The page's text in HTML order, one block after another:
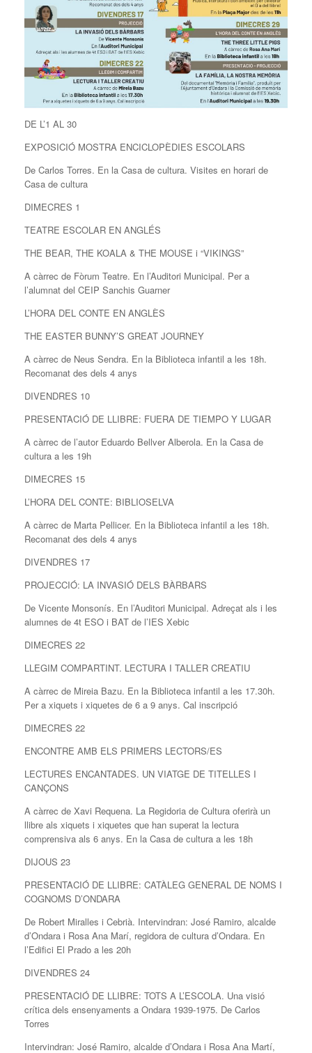
DE L’1 AL 30
EXPOSICIÓ MOSTRA ENCICLOPÈDIES ESCOLARS
De Carlos Torres. En la Casa de cultura. Visites en horari de
Casa de cultura
DIMECRES 1
TEATRE ESCOLAR EN ANGLÉS
THE BEAR, THE KOALA & THE MOUSE i “VIKINGS”
A càrrec de Fòrum Teatre. En l’Auditori Municipal. Per a
l’alumnat del CEIP Sanchis Guarner
L’HORA DEL CONTE EN ANGLÈS
THE EASTER BUNNY’S GREAT JOURNEY
A càrrec de Neus Sendra. En la Biblioteca infantil a les 18h.
Recomanat des dels 4 anys
DIVENDRES 10
PRESENTACIÓ DE LLIBRE: FUERA DE TIEMPO Y LUGAR
A càrrec de l’autor Eduardo Bellver Alberola. En la Casa de
cultura a les 19h
DIMECRES 15
L’HORA DEL CONTE: BIBLIOSELVA
A càrrec de Marta Pellicer. En la Biblioteca infantil a les 18h.
Recomanat des dels 4 anys
DIVENDRES 17
PROJECCIÓ: LA INVASIÓ DELS BÀRBARS
De Vicente Monsonís. En l’Auditori Municipal. Adreçat als i les
alumnes de 4t ESO i BAT de l’IES Xebic
DIMECRES 22
LLEGIM COMPARTINT. LECTURA I TALLER CREATIU
A càrrec de Mireia Bazu. En la Biblioteca infantil a les 17.30h.
Per a xiquets i xiquetes de 6 a 9 anys. Cal inscripció
DIMECRES 22
ENCONTRE AMB ELS PRIMERS LECTORS/ES
LECTURES ENCANTADES. UN VIATGE DE TITELLES I
CANÇONS
A càrrec de Xavi Requena. La Regidoria de Cultura oferirà un
llibre als xiquets i xiquetes que han superat la lectura
comprensiva als 6 anys. En la Casa de cultura a les 18h
DIJOUS 23
PRESENTACIÓ DE LLIBRE: CATÀLEG GENERAL DE NOMS I
COGNOMS D’ONDARA
De Robert Miralles i Cebrià. Intervindran: José Ramiro, alcalde
d’Ondara i Rosa Ana Marí, regidora de cultura d’Ondara. En
l’Edifici El Prado a les 20h
DIVENDRES 24
PRESENTACIÓ DE LLIBRE: TOTS A L’ESCOLA. Una visió
crítica dels ensenyaments a Ondara 1939-1975. De Carlos
Torres
Intervindran: José Ramiro, alcalde d’Ondara i Rosa Ana Martí,